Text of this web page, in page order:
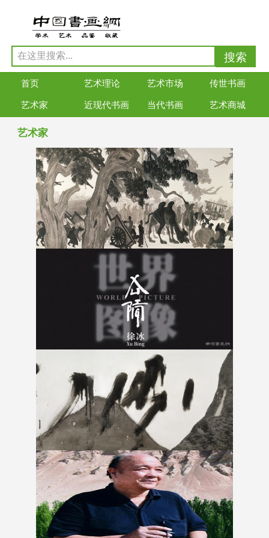
首页 艺术理论 艺术市场 传世书画
艺术家 近现代书画 当代书画 艺术商城
艺术家